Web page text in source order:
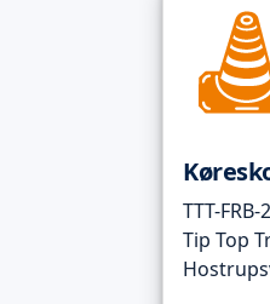
TTT-FRB-
Tip Top